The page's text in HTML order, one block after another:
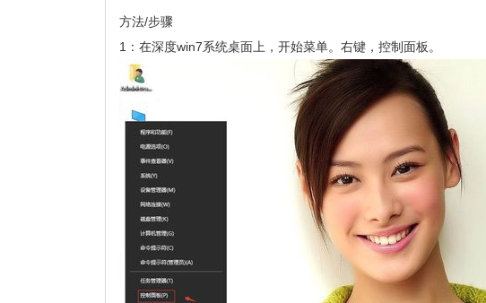
方法/步骤
1：在深度win7系统桌面上，开始菜单。右键，控制面板。